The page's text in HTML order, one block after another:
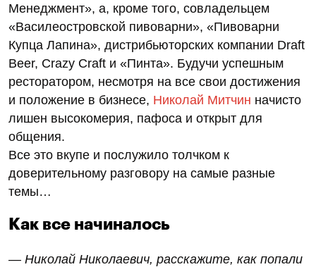
Менеджмент», а, кроме того, совладельцем
«Василеостровской пивоварни», «Пивоварни
Купца Лапина», дистрибьюторских компании Draft
Beer, Crazy Craft и «Пинта». Будучи успешным
ресторатором, несмотря на все свои достижения
и положение в бизнесе, Николай Митчин начисто
лишен высокомерия, пафоса и открыт для
общения.
Все это вкупе и послужило толчком к
доверительному разговору на самые разные
темы…
Как все начиналось
— Николай Николаевич, расскажите, как попали